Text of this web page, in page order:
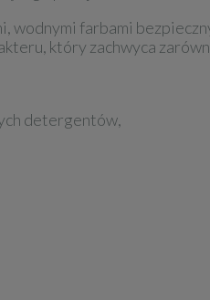
farbami
który zachwyca
detergentów,